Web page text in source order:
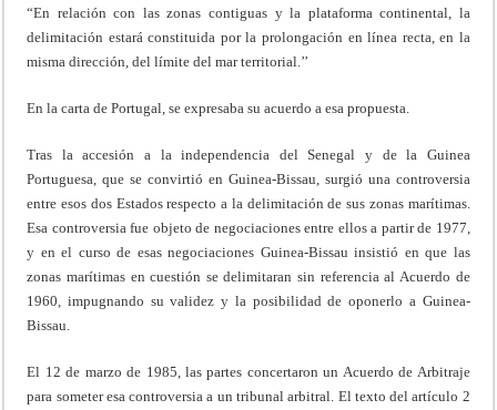
“En relación con las zonas contiguas y la plataforma continental, la
delimitación estará constituida por la prolongación en línea recta, en la
misma dirección, del límite del mar territorial.’’
En la carta de Portugal, se expresaba su acuerdo a esa propuesta.
Tras la accesión a la independencia del Senegal y de la Guinea
Portuguesa, que se convirtió en Guinea-Bissau, surgió una controversia
entre esos dos Estados respecto a la delimitación de sus zonas marítimas.
Esa controversia fue objeto de negociaciones entre ellos a partir de 1977,
y en el curso de esas negociaciones Guinea-Bissau insistió en que las
zonas marítimas en cuestión se delimitaran sin referencia al Acuerdo de
1960, impugnando su validez y la posibilidad de oponerlo a Guinea-
Bissau.
El 12 de marzo de 1985, las partes concertaron un Acuerdo de Arbitraje
para someter esa controversia a un tribunal arbitral. El texto del artículo 2